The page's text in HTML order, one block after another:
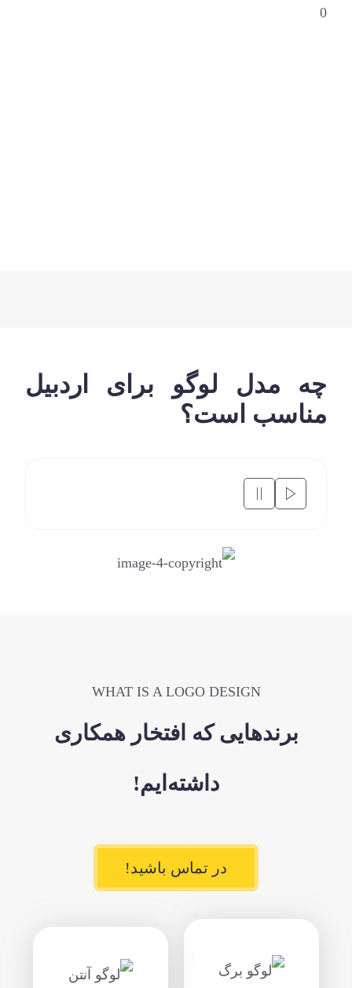
0
چه مدل لوگو برای اردبیل
مناسب است؟
WHAT IS A LOGO DESIGN
برندهایی که افتخار همکاری
داشته‌ایم!
در تماس باشید!